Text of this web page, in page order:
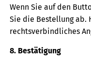
Wenn Sie auf den
Sie die Bestellung ab.
rechtsverbindliches
8. Bestätigung